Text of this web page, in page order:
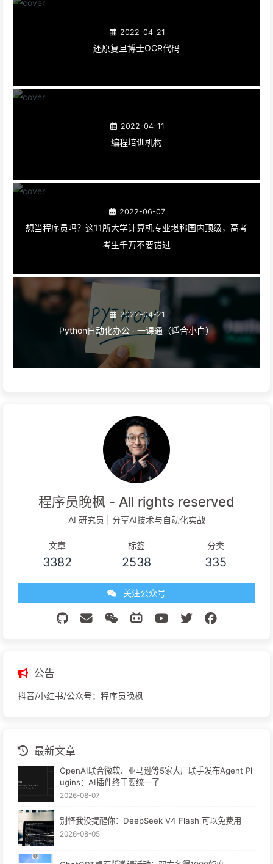
2022-04-21
还原复旦博士OCR代码
2022-04-11
编程培训机构
2022-06-07
想当程序员吗？这11所大学计算机专业堪称国内顶级，高考
考生千万不要错过
2022-04-21
Python自动化办公 · 一课通（适合小白）
程序员晚枫 - All rights reserved
AI 研究员 | 分享AI技术与自动化实战
文章
3382
标签
2538
分类
335
关注公众号
公告
抖音/小红书/公众号：程序员晚枫
最新文章
OpenAI联合微软、亚马逊等5家大厂联手发布Agent Pl
ugins：AI插件终于要统一了
2026-08-07
别怪我没提醒你：DeepSeek V4 Flash 可以免费用
2026-08-05